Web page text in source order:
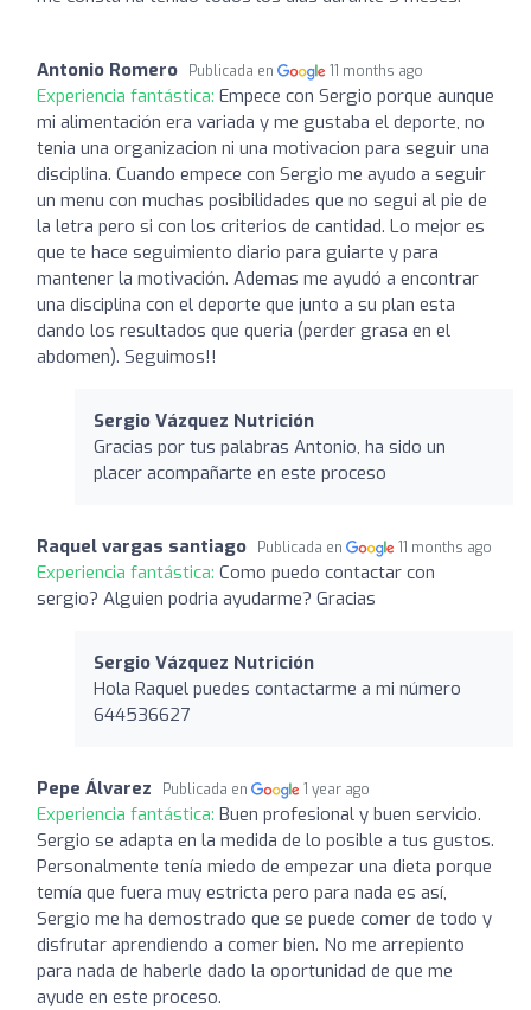
Antonio Romero Publicada en 11 months ago
Experiencia fantástica: Empece con Sergio porque aunque
mi alimentación era variada y me gustaba el deporte, no
tenia una organizacion ni una motivacion para seguir una
disciplina. Cuando empece con Sergio me ayudo a seguir
un menu con muchas posibilidades que no segui al pie de
la letra pero si con los criterios de cantidad. Lo mejor es
que te hace seguimiento diario para guiarte y para
mantener la motivación. Ademas me ayudó a encontrar
una disciplina con el deporte que junto a su plan esta
dando los resultados que queria (perder grasa en el
abdomen). Seguimos!!
Sergio Vázquez Nutrición
Gracias por tus palabras Antonio, ha sido un
placer acompañarte en este proceso
Raquel vargas santiago Publicada en 11 months ago
Experiencia fantástica: Como puedo contactar con
sergio? Alguien podria ayudarme? Gracias
Sergio Vázquez Nutrición
Hola Raquel puedes contactarme a mi número
644536627
Pepe Álvarez Publicada en 1 year ago
Experiencia fantástica: Buen profesional y buen servicio.
Sergio se adapta en la medida de lo posible a tus gustos.
Personalmente tenía miedo de empezar una dieta porque
temía que fuera muy estricta pero para nada es así,
Sergio me ha demostrado que se puede comer de todo y
disfrutar aprendiendo a comer bien. No me arrepiento
para nada de haberle dado la oportunidad de que me
ayude en este proceso.